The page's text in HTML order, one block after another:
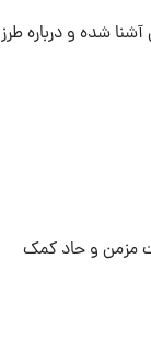
شده و درباره طرز
مزمن و حاد کمک